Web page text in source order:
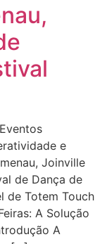
e
Joinville
de Dança de
de Totem Touch
A Solução
A